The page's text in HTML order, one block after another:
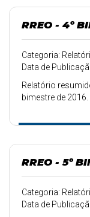
RREO - 4º
Categoria:
Data de
Relatório
bimestre de 2016.
RREO - 5º
Categoria:
Data de